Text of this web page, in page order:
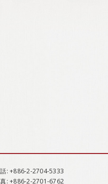
: +886-2-2704-5333
: +886-2-2701-6762